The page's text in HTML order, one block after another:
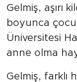
Gelmiş, aşırı
boyunca
Üniversitesi
anne olma
Gelmiş, farklı